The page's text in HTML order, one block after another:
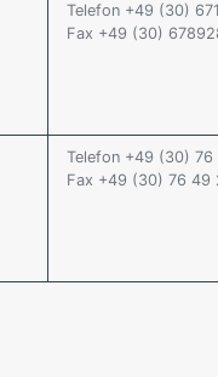
Telefon +49 (30)
Fax +49 (30)
Telefon +49 (30)
Fax +49 (30) 76 49